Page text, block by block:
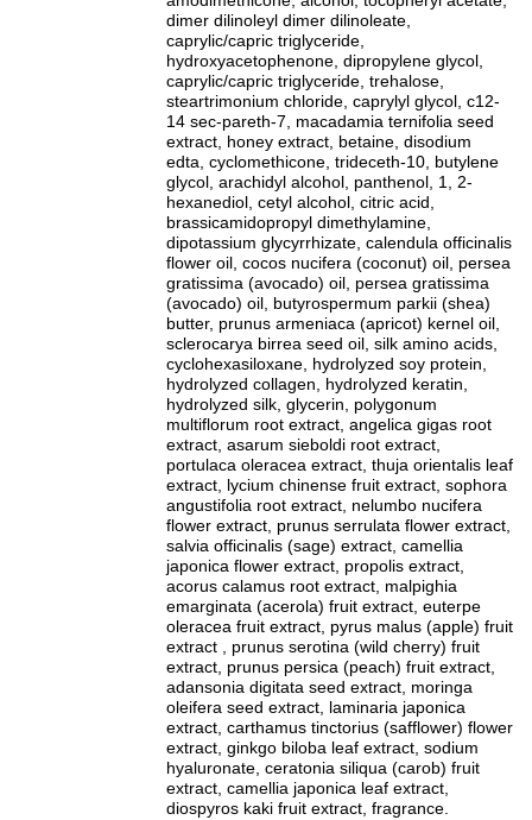
dimer dilinoleyl dimer dilinoleate,
caprylic/capric triglyceride,
hydroxyacetophenone, dipropylene glycol,
caprylic/capric triglyceride, trehalose,
steartrimonium chloride, caprylyl glycol, c12-
14 sec-pareth-7, macadamia ternifolia seed
extract, honey extract, betaine, disodium
edta, cyclomethicone, trideceth-10, butylene
glycol, arachidyl alcohol, panthenol, 1, 2-
hexanediol, cetyl alcohol, citric acid,
brassicamidopropyl dimethylamine,
dipotassium glycyrrhizate, calendula officinalis
flower oil, cocos nucifera (coconut) oil, persea
gratissima (avocado) oil, persea gratissima
(avocado) oil, butyrospermum parkii (shea)
butter, prunus armeniaca (apricot) kernel oil,
sclerocarya birrea seed oil, silk amino acids,
cyclohexasiloxane, hydrolyzed soy protein,
hydrolyzed collagen, hydrolyzed keratin,
hydrolyzed silk, glycerin, polygonum
multiflorum root extract, angelica gigas root
extract, asarum sieboldi root extract,
portulaca oleracea extract, thuja orientalis leaf
extract, lycium chinense fruit extract, sophora
angustifolia root extract, nelumbo nucifera
flower extract, prunus serrulata flower extract,
salvia officinalis (sage) extract, camellia
japonica flower extract, propolis extract,
acorus calamus root extract, malpighia
emarginata (acerola) fruit extract, euterpe
oleracea fruit extract, pyrus malus (apple) fruit
extract , prunus serotina (wild cherry) fruit
extract, prunus persica (peach) fruit extract,
adansonia digitata seed extract, moringa
oleifera seed extract, laminaria japonica
extract, carthamus tinctorius (safflower) flower
extract, ginkgo biloba leaf extract, sodium
hyaluronate, ceratonia siliqua (carob) fruit
extract, camellia japonica leaf extract,
diospyros kaki fruit extract, fragrance.